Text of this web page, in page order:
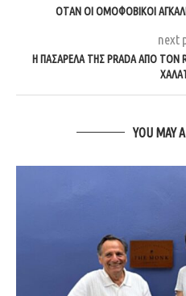
ΌΤΑΝ ΟΙ ΟΜΟΦΟΒΙΚΟΊ
next
Η ΠΑΣΑΡΈΛΑ ΤΗΣ PRADA ΑΠΌ ΤΟΝ
YOU MAY